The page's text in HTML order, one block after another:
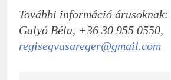
További információ árusoknak:
Galyó Béla, +36 30 955 0550,
regisegvasareger@gmail.com